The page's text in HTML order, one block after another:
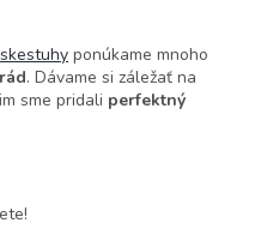
ponúkame mnoho
. Dávame si záležať na
sme pridali perfektný